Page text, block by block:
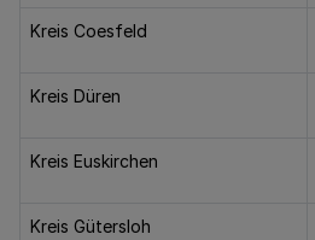
Kreis Coesfeld
Kreis Düren
Kreis Euskirchen
Kreis Gütersloh